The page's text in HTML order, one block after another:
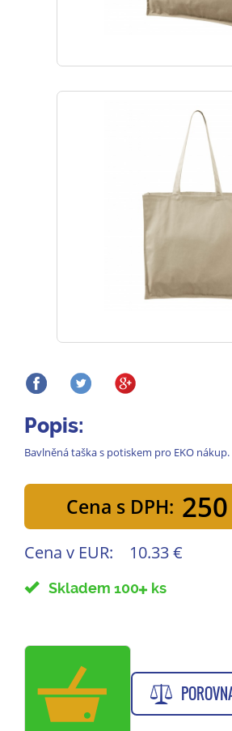
Popis:
Bavlněná taška s potiskem pro EKO nákup.
Cena s DPH:
Cena v EUR: 10.33 €
Skladem 100 ks